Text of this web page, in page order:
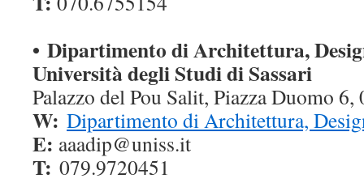
• Dipartimento di Architettura,
Università degli Studi di Sassari
Palazzo del Pou Salit, Piazza Duomo
W: Dipartimento di Architettura,
E: aaadip@uniss.it
T: 079.9720451